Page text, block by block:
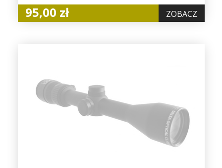
95,00 zł ZOBACZ